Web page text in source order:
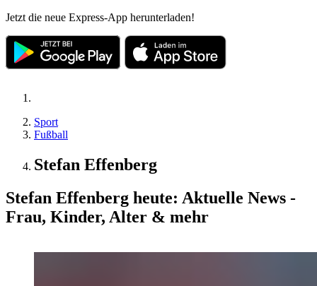
Jetzt die neue Express-App herunterladen!
Sport
Fußball
Stefan Effenberg
Stefan Effenberg heute: Aktuelle News -
Frau, Kinder, Alter & mehr